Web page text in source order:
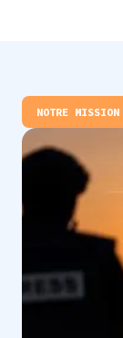
NOTRE MISSION